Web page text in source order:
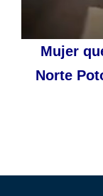
Mujer
Norte